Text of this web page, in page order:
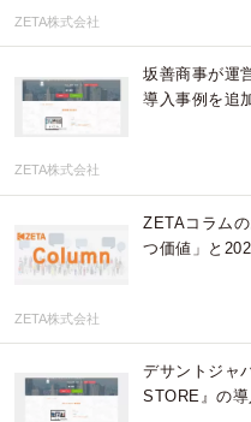
ZETA株式会社
坂善商事が運
導入事例を追
ZETA株式会社
ZETAコラム
つ価値」と
ZETA株式会社
デサントジャ
STORE』の